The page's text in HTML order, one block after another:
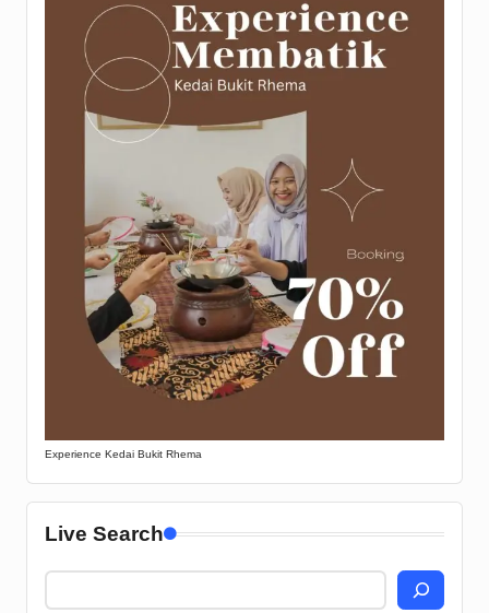
Experience Kedai Bukit Rhema
Live Search